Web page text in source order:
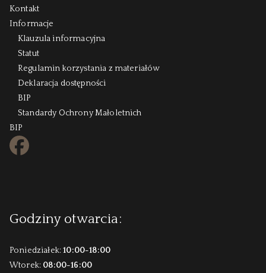
Kontakt
Informacje
Klauzula informacyjna
Statut
Regulamin korzystania z materiałów
Deklaracja dostępności
BIP
Standardy Ochrony Małoletnich
BIP
FB
Godziny otwarcia:
Poniedziałek:10:00-18:00
Wtorek: 08:00-16:00